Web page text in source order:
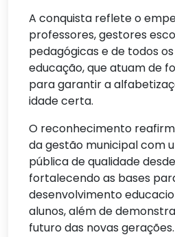
A conquista reflete o
professores, gestores
pedagógicas e de todos
educação, que atuam de
para garantir a
idade certa.
O reconhecimento
da gestão municipal com
pública de qualidade
fortalecendo as bases
desenvolvimento
alunos, além de
futuro das novas gerações.